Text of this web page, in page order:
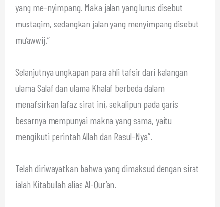
yang me-nyimpang. Maka jalan yang lurus disebut
mustaqim, sedangkan jalan yang menyimpang disebut
mu’awwij.”
Selanjutnya ungkapan para ahli tafsir dari kalangan
ulama Salaf dan ulama Khalaf berbeda dalam
menafsirkan lafaz sirat ini, sekalipun pada garis
besarnya mempunyai makna yang sama, yaitu
mengikuti perintah Allah dan Rasul-Nya”.
Telah diriwayatkan bahwa yang dimaksud dengan sirat
ialah Kitabullah alias Al-Qur’an.